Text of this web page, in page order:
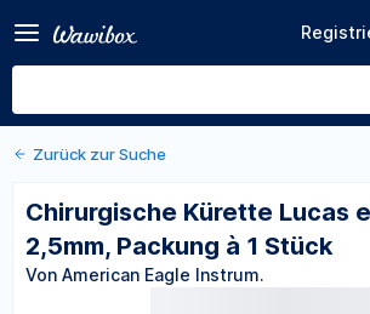
ergonomisch, 2,5mm,
Packung à 1 Stück
Von American Eagle Instrum.
Zurück
Zurück zur Suche
Chirurgische Kürette Lucas
2,5mm, Packung à 1 Stück
Von American Eagle Instrum.